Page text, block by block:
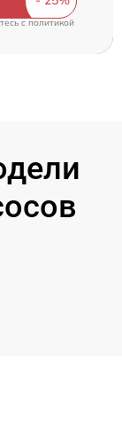
cполитикой